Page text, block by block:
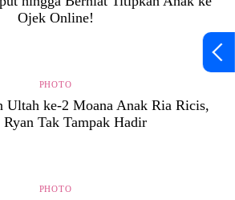
Ojek Online!
PHOTO
Ultah ke-2 Moana Anak Ria Ricis,
Ryan Tak Tampak Hadir
PHOTO